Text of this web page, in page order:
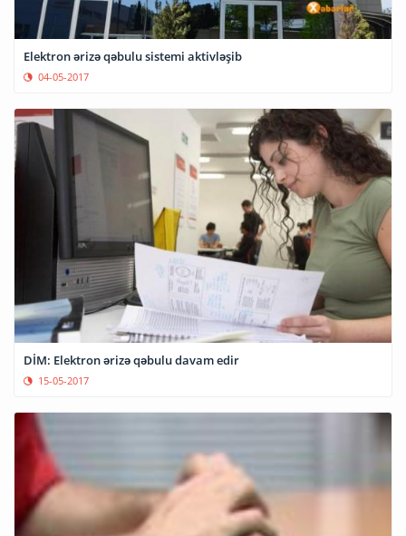
Elektron ərizə qəbulu sistemi aktivləşib
04-05-2017
DİM: Elektron ərizə qəbulu davam edir
15-05-2017